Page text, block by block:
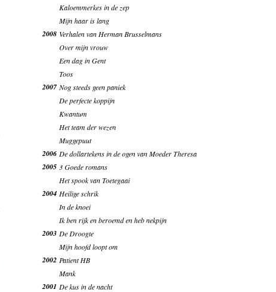
Kaloemmerkes in de zep
Mijn haar is lang
2008 Verhalen van Herman Brusselmans
Over mijn vrouw
Een dag in Gent
Toos
2007 Nog steeds geen paniek
De perfecte koppijn
Kwantum
Het team der wezen
Muggepuut
2006 De dollartekens in de ogen van Moeder Theresa
2005 3 Goede romans
Het spook van Toetegaai
2004 Heilige schrik
In de knoei
Ik ben rijk en beroemd en heb nekpijn
2003 De Droogte
Mijn hoofd loopt om
2002 Patient HB
Mank
2001 De kus in de nacht